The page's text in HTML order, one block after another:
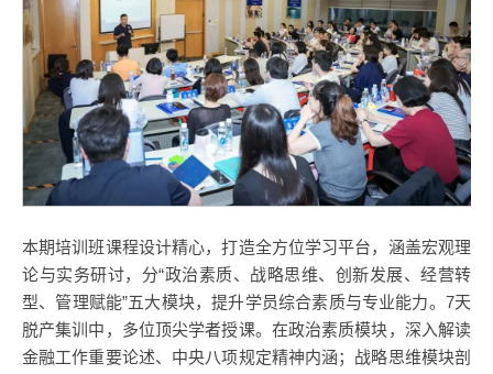
本期培训班课程设计精心，打造全方位学习平台，涵盖宏观理
论与实务研讨，分“政治素质、战略思维、创新发展、经营转
型、管理赋能”五大模块，提升学员综合素质与专业能力。7天
脱产集训中，多位顶尖学者授课。在政治素质模块，深入解读
金融工作重要论述、中央八项规定精神内涵；战略思维模块剖